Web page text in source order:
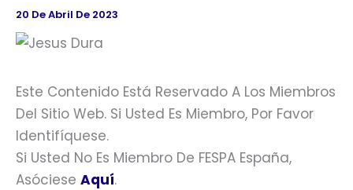
20 De Abril De 2023
Este Contenido Está Reservado A Los Miembros
Del Sitio Web. Si Usted Es Miembro, Por Favor
Identifíquese.
Si Usted No Es Miembro De FESPA España,
Asóciese Aquí.